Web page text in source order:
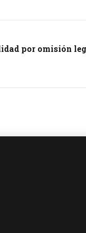
por omisión